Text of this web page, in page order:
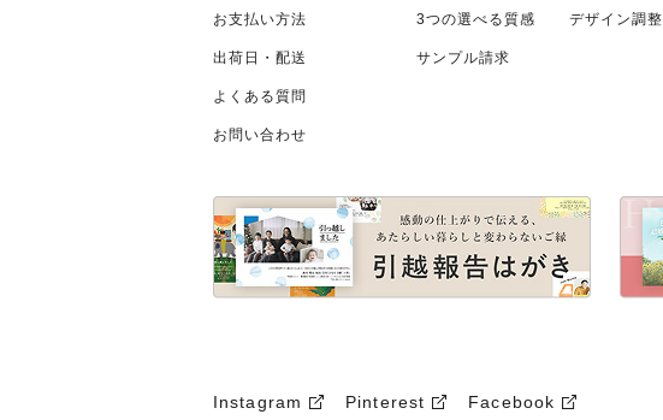
お支払い方法
出荷日・配送
よくある質問
お問い合わせ
3つの選べる質感 デザイン調整
サンプル請求
Instagram Pinterest Facebook